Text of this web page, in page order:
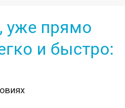
уже прямо
и быстро: